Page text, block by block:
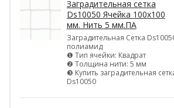
Заградительная сетка
Ds10050 Ячейка 100х100
мм. Нить 5 мм.ПА
Заградительная Сетка
полиамид
❶ Тип ячейки: Квадрат
❷ Толщина нити: 5 мм
❸ Купить заградительная
Ds10050